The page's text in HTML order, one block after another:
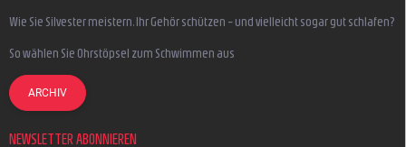
Wie Sie Silvester meistern, Ihr Gehör schützen – und vielleicht sogar gut schlafen?
So wählen Sie Ohrstöpsel zum Schwimmen aus
ARCHIV
NEWSLETTER ABONNIEREN